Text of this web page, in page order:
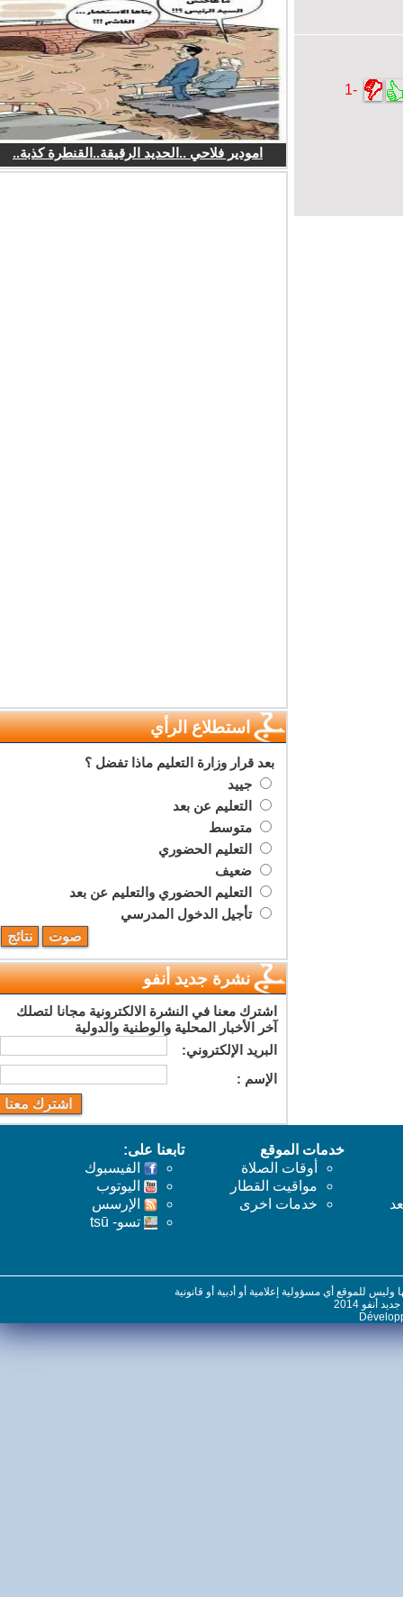
-1
امودير فلاحي ..الحديد الرقيقة..القنطرة كذبة..
استطلاع الرأي
بعد قرار وزارة التعليم ماذا تفضل ؟
جييد
التعليم عن بعد
متوسط
التعليم الحضوري
ضعيف
التعليم الحضوري والتعليم عن بعد
تأجيل الدخول المدرسي
نشرة جديد أنفو
اشترك معنا في النشرة الالكترونية مجانا لتصلك
آخر الأخبار المحلية والوطنية والدولية
البريد اﻹلكتروني:
اﻹسم :
خدمات الموقع
أوقات الصلاة
مواقيت القطار
خدمات اخرى
تابعنا على:
الفيسبوك
اليوتوب
اﻹرسس
تسو- tsū
للموقع أي مسؤولية إعلامية أو أدبية أو قانونية
2014